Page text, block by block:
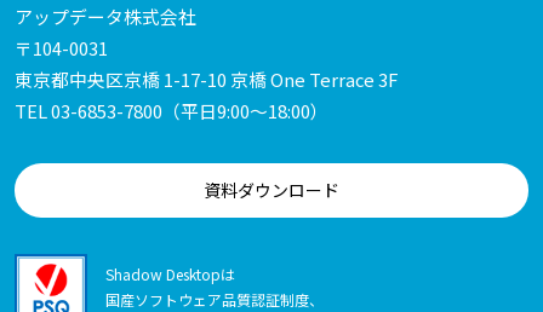
アップデータ株式会社
〒104-0031
東京都中央区京橋 1-17-10 京橋 One Terrace 3F
TEL03-6853-7800 （平日9:00～18:00）
資料ダウンロード
Shadow Desktopは
国産ソフトウェア品質認証制度、